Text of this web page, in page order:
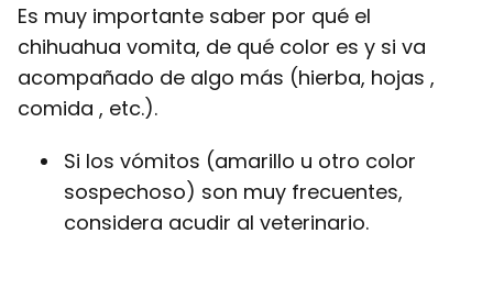
Es muy importante saber por qué el
chihuahua vomita, de qué color es y si va
acompañado de algo más (hierba, hojas ,
comida , etc.).
Si los vómitos (amarillo u otro color
sospechoso) son muy frecuentes,
considera acudir al veterinario.